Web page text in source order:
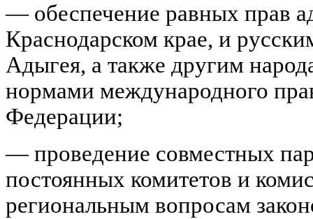
— обеспечение равных прав
Краснодарском крае, и
Адыгея, а также другим
нормами международного
Федерации;
— проведение совместных
постоянных комитетов и
региональным вопросам